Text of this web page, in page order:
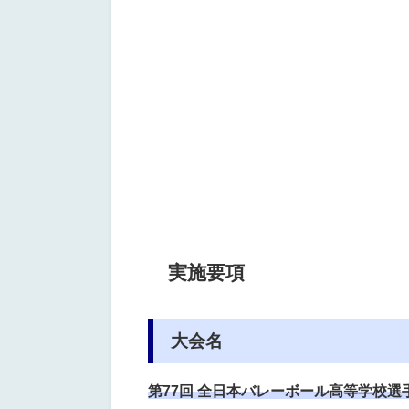
実施要項
大会名
第77回 全日本バレーボール高等学校選